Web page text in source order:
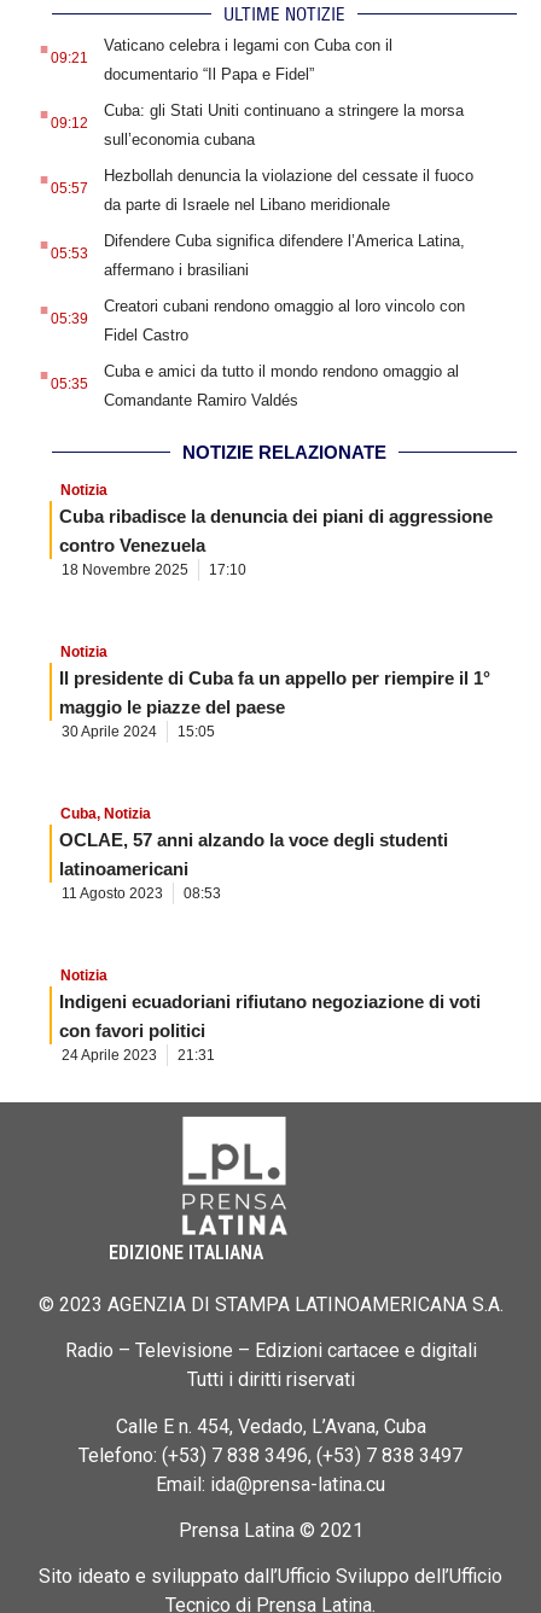
ULTIME NOTIZIE
.09:21
Vaticano celebra i legami con Cuba con il
documentario “Il Papa e Fidel”
.09:12
Cuba: gli Stati Uniti continuano a stringere la morsa
sull’economia cubana
.05:57
Hezbollah denuncia la violazione del cessate il fuoco
da parte di Israele nel Libano meridionale
.05:53
Difendere Cuba significa difendere l’America Latina,
affermano i brasiliani
.05:39
Creatori cubani rendono omaggio al loro vincolo con
Fidel Castro
.05:35
Cuba e amici da tutto il mondo rendono omaggio al
Comandante Ramiro Valdés
NOTIZIE RELAZIONATE
Notizia
Cuba ribadisce la denuncia dei piani di aggressione
contro Venezuela
18 Novembre 2025 17:10
Notizia
Il presidente di Cuba fa un appello per riempire il 1°
maggio le piazze del paese
30 Aprile 2024 15:05
Cuba, Notizia
OCLAE, 57 anni alzando la voce degli studenti
latinoamericani
11 Agosto 2023 08:53
Notizia
Indigeni ecuadoriani rifiutano negoziazione di voti
con favori politici
24 Aprile 2023 21:31
EDIZIONE ITALIANA
© 2023 AGENZIA DI STAMPA LATINOAMERICANA S.A.
Radio – Televisione – Edizioni cartacee e digitali
Tutti i diritti riservati
Calle E n. 454, Vedado, L’Avana, Cuba
Telefono: (+53) 7 838 3496, (+53) 7 838 3497
Email: ida@prensa-latina.cu
Prensa Latina © 2021
Sito ideato e sviluppato dall’Ufficio Sviluppo dell’Ufficio
Tecnico di Prensa Latina.